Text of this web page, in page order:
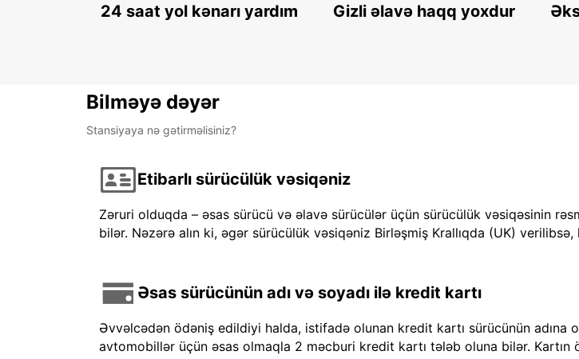
24 saat yol kənarı yardım Gizli əlavə haqq yoxdur
Bilməyə dəyər
Stansiyaya nə gətirməlisiniz?
Etibarlı sürücülük vəsiqəniz
Zəruri olduqda – əsas sürücü və əlavə sürücülər üçün sürücülük vəsiqəsinin
bilər. Nəzərə alın ki, əgər sürücülük vəsiqəniz Birləşmiş Krallıqda (UK)
Əsas sürücünün adı və soyadı ilə kredit kartı
Əvvəlcədən ödəniş edildiyi halda, istifadə olunan kredit kartı sürücünün
avtomobillər üçün əsas olmaqla 2 məcburi kredit kartı tələb oluna bilər.